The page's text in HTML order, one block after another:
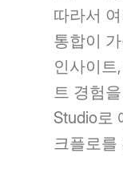
따라서
통합이
인사이트
트 경험
Studio로
크플로를